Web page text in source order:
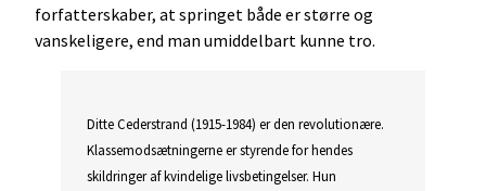
forfatterskaber, at springet både er større og
vanskeligere, end man umiddelbart kunne tro.
Ditte Cederstrand (1915-1984) er den revolutionære.
Klassemodsætningerne er styrende for hendes
skildringer af kvindelige livsbetingelser. Hun